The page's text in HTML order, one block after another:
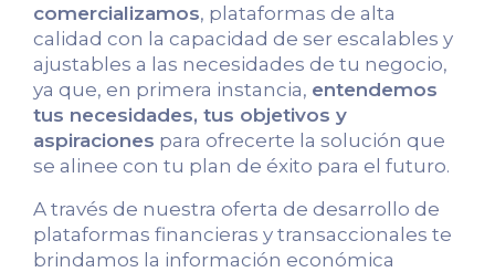
comercializamos, plataformas de alta
calidad con la capacidad de ser escalables y
ajustables a las necesidades de tu negocio,
ya que, en primera instancia, entendemos
tus necesidades, tus objetivos y
aspiraciones para ofrecerte la solución que
se alinee con tu plan de éxito para el futuro.
A través de nuestra oferta de desarrollo de
plataformas financieras y transaccionales te
brindamos la información económica